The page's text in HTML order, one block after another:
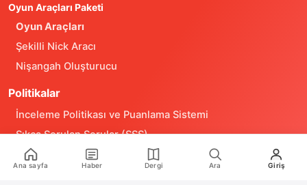
Oyun Araçları Paketi
Oyun Araçları
Şekilli Nick Aracı
Nişangah Oluşturucu
Politikalar
İnceleme Politikası ve Puanlama Sistemi
Sıkça Sorulan Sorular (SSS)
Alıntı ve Yeniden Kullanım Politikası
Ana sayfa Haber Dergi Ara Giriş